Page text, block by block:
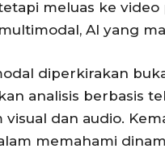
meluas ke
AI yang
diperkirakan
analisis berbasis
dan audio.
memahami